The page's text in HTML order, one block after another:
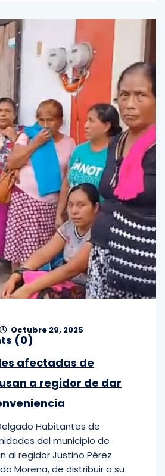
Octubre 29, 2025
(0)
afectadas de
a regidor de dar
Habitantes de
del municipio de
al regidor Justino Pérez
Morena, de distribuir a su